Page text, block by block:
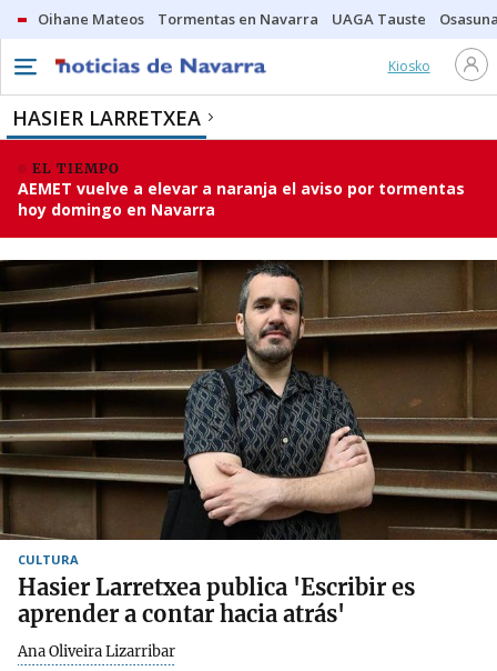
Oihane Mateos Tormentas en Navarra UAGA Tauste
Kiosko
HASIER LARRETXEA
EL TIEMPO
AEMET vuelve a elevar a naranja el aviso por tormentas
hoy domingo en Navarra
CULTURA
Hasier Larretxea publica 'Escribir es
aprender a contar hacia atrás'
Ana Oliveira Lizarribar